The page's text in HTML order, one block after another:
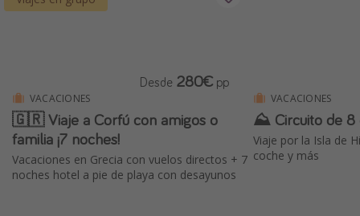
VACACIONES
🇬🇷 Viaje a Corfú con amigos o
familia ¡7 noches!
Vacaciones en Grecia con vuelos directos + 7
noches hotel a pie de playa con desayunos
Desde 280€ pp
VACACIONES
⛰ Circuito de 8
Viaje por la Isla de
coche y más